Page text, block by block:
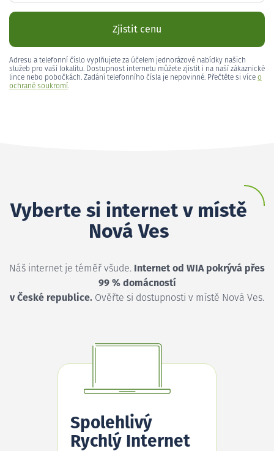
Zjistit cenu
Adresu a telefonní číslo vyplňujete za účelem jednorázové nabídky našich
služeb pro vaši lokalitu. Dostupnost internetu můžete zjistit i na naší zákaznické
lince nebo pobočkách. Zadání telefonního čísla je nepovinné. Přečtěte si více o
ochraně soukromí.
Vyberte si internet v místě
Nová Ves
Náš internet je téměř všude. Internet od WIA pokrývá přes
99 % domácností
v České republice. Ověřte si dostupnosti v místě Nová Ves.
Spolehlivý
Rychlý Internet